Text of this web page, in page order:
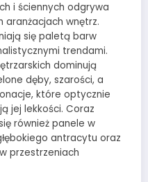
i ściennych odgrywa
aranżacjach wnętrz.
się paletą barw
trendami.
dominują
dęby, szarości, a
które optycznie
jej lekkości. Coraz
również panele w
antracytu oraz
przestrzeniach